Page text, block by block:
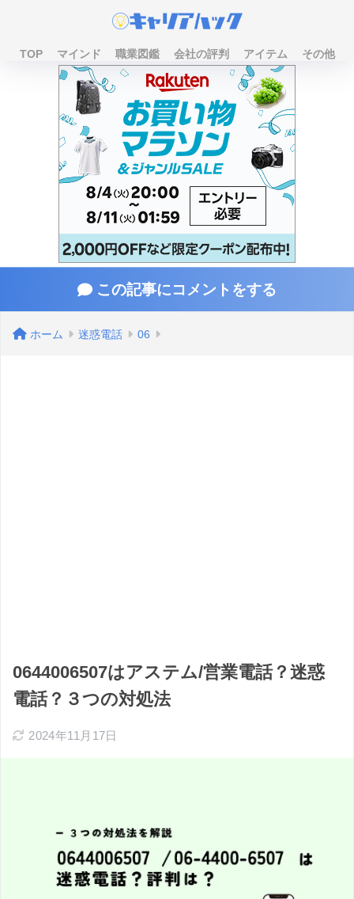
TOP マインド 職業図鑑 会社の評判 アイテム その他
この記事にコメントをする
ホーム 迷惑電話 06
0644006507はアステム/営業電話？迷惑
電話？３つの対処法
2024年11月17日